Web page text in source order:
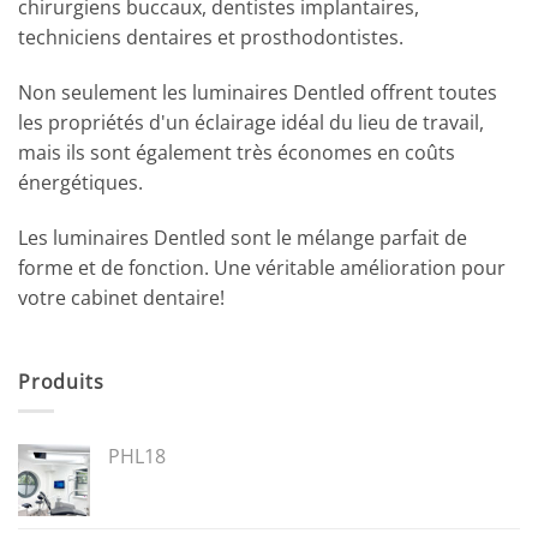
chirurgiens buccaux, dentistes implantaires,
techniciens dentaires et prosthodontistes.
Non seulement les luminaires Dentled offrent toutes
les propriétés d'un éclairage idéal du lieu de travail,
mais ils sont également très économes en coûts
énergétiques.
Les luminaires Dentled sont le mélange parfait de
forme et de fonction. Une véritable amélioration pour
votre cabinet dentaire!
Produits
PHL18